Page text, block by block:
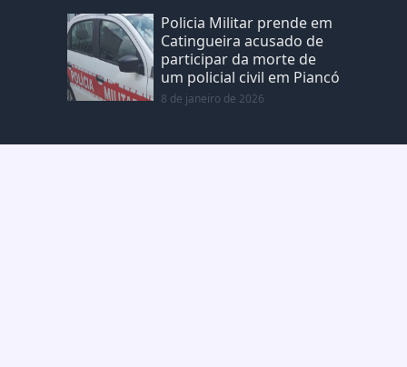
Policia Militar prende em
Catingueira acusado de
participar da morte de
um policial civil em Piancó
8 de janeiro de 2026